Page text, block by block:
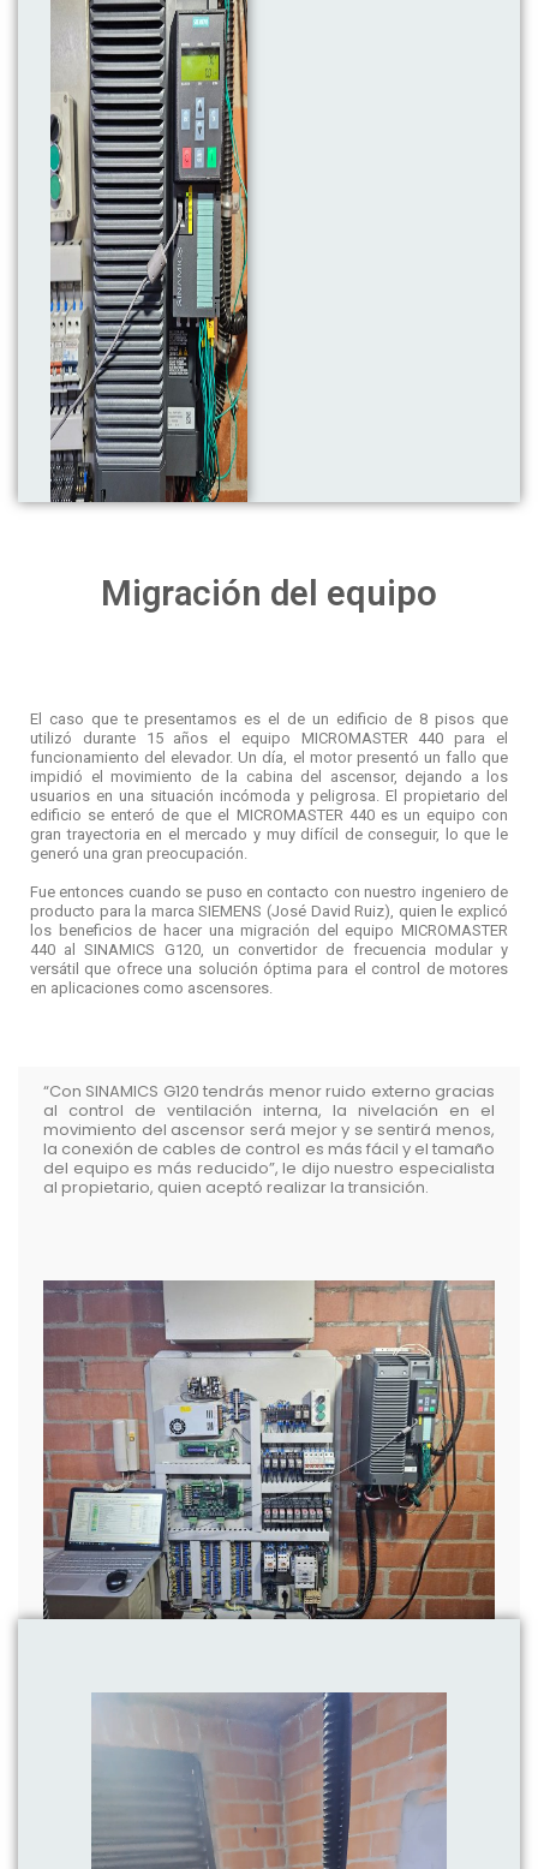
Migración del equipo
El caso que te presentamos es el de un edificio de 8 pisos que
utilizó durante 15 años el equipo MICROMASTER 440 para el
funcionamiento del elevador. Un día, el motor presentó un fallo que
impidió el movimiento de la cabina del ascensor, dejando a los
usuarios en una situación incómoda y peligrosa. El propietario del
edificio se enteró de que el MICROMASTER 440 es un equipo con
gran trayectoria en el mercado y muy difícil de conseguir, lo que le
generó una gran preocupación.
Fue entonces cuando se puso en contacto con nuestro ingeniero de
producto para la marca SIEMENS (José David Ruiz), quien le explicó
los beneficios de hacer una migración del equipo MICROMASTER
440 al SINAMICS G120, un convertidor de frecuencia modular y
versátil que ofrece una solución óptima para el control de motores
en aplicaciones como ascensores.
“Con SINAMICS G120 tendrás menor ruido externo gracias
al control de ventilación interna, la nivelación en el
movimiento del ascensor será mejor y se sentirá menos,
la conexión de cables de control es más fácil y el tamaño
del equipo es más reducido”, le dijo nuestro especialista
al propietario, quien aceptó realizar la transición.